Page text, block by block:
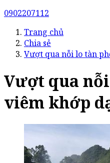
0902207112
Trang chủ
Chia sẻ
Vượt qua nỗi lo tàn
Vượt qua
viêm khớp